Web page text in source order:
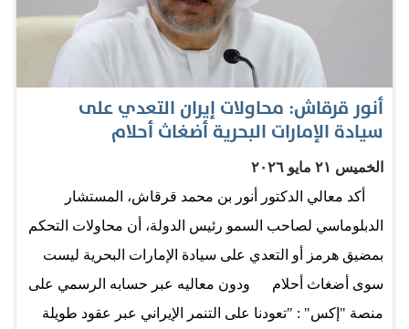
أنور قرقاش: محاولات إيران التعدي على
سيادة الإمارات البحرية أضغاث أحلام
الخميس ٢١ مايو ٢٠٢٦
أكد معالي الدكتور أنور بن محمد قرقاش، المستشار
الدبلوماسي لصاحب السمو رئيس الدولة، أن محاولات التحكم
بمضيق هرمز أو التعدي على سيادة الإمارات البحرية ليست
سوى أضغاث أحلام ودون معاليه عبر حسابه الرسمي على
منصة "إكس" : "تعودنا على التنمر الإيراني عبر عقود طويلة